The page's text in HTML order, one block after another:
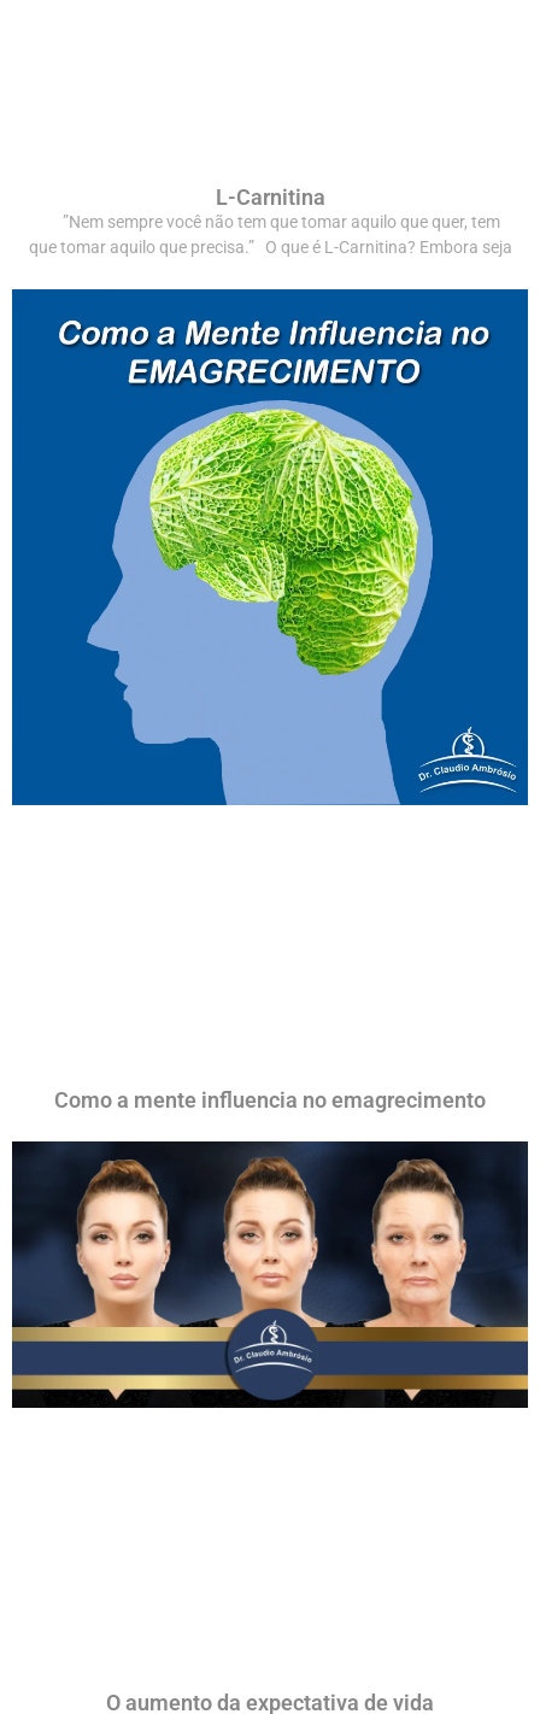
L-Carnitina
”Nem sempre você não tem que tomar aquilo que quer, tem
que tomar aquilo que precisa.” O que é L-Carnitina? Embora seja
Como a mente influencia no emagrecimento
O aumento da expectativa de vida